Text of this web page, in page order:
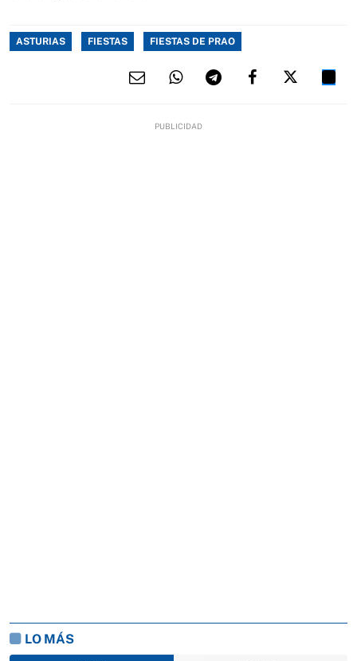
ASTURIAS FIESTAS FIESTAS DE PRAO
LO MÁS